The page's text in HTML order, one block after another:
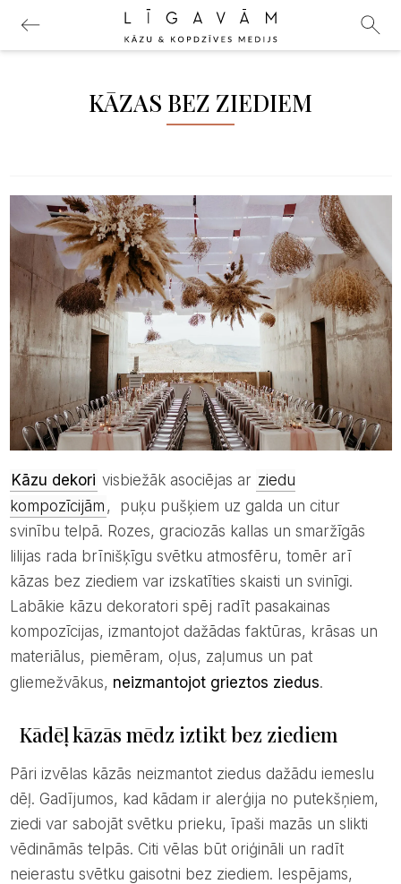
KĀZAS BEZ ZIEDIEM
Kāzu dekori visbiežāk asociējas ar ziedu
kompozīcijām , puķu pušķiem uz galda un citur
svinību telpā. Rozes, graciozās kallas un smaržīgās
lilijas rada brīnišķīgu svētku atmosfēru, tomēr arī
kāzas bez ziediem var izskatīties skaisti un svinīgi.
Labākie kāzu dekoratori spēj radīt pasakainas
kompozīcijas, izmantojot dažādas faktūras, krāsas un
materiālus, piemēram, oļus, zaļumus un pat
gliemežvākus, neizmantojot grieztos ziedus.
Kādēļ kāzās mēdz iztikt bez ziediem
Pāri izvēlas kāzās neizmantot ziedus dažādu iemeslu
dēļ. Gadījumos, kad kādam ir alerģija no putekšņiem,
ziedi var sabojāt svētku prieku, īpaši mazās un slikti
vēdināmās telpās. Citi vēlas būt oriģināli un radīt
neierastu svētku gaisotni bez ziediem. Iespējams,